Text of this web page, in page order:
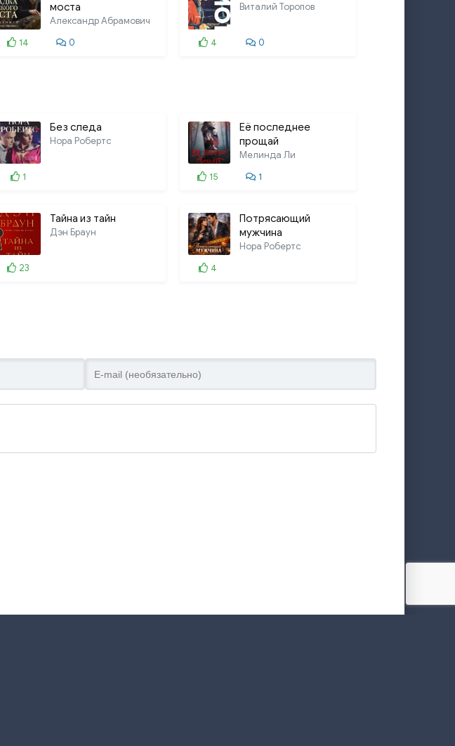
моста
Александр Абрамович
14
0
Виталий Торопов
4 0
Без следа
Нора Робертс
1
Её последнее
прощай
Мелинда Ли
15
1
Тайна из тайн
Дэн Браун
23
Потрясающий
мужчина
Нора Робертс
4